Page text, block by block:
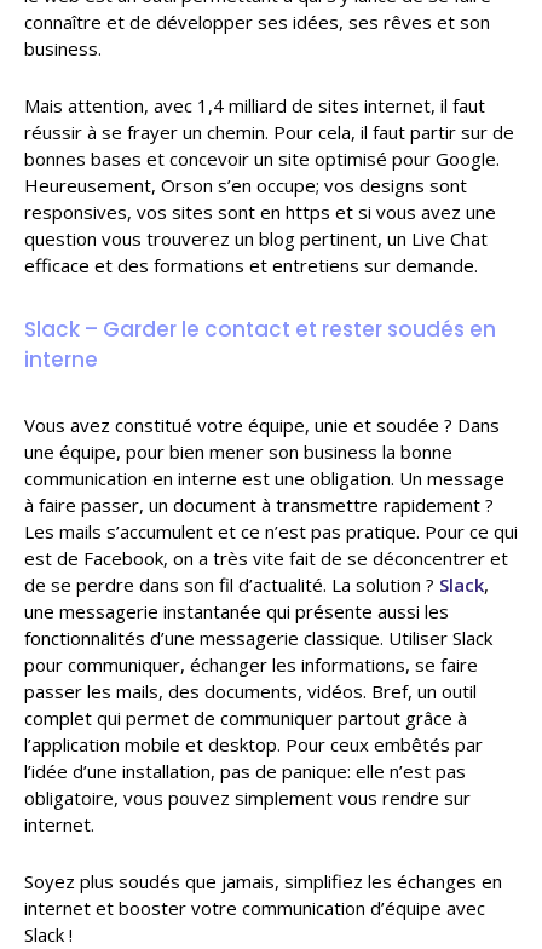
connaître et de développer ses idées, ses rêves et son
business.
Mais attention, avec 1,4 milliard de sites internet, il faut
réussir à se frayer un chemin. Pour cela, il faut partir sur de
bonnes bases et concevoir un site optimisé pour Google.
Heureusement, Orson s’en occupe; vos designs sont
responsives, vos sites sont en https et si vous avez une
question vous trouverez un blog pertinent, un Live Chat
efficace et des formations et entretiens sur demande.
Slack – Garder le contact et rester soudés en
interne
Vous avez constitué votre équipe, unie et soudée ? Dans
une équipe, pour bien mener son business la bonne
communication en interne est une obligation. Un message
à faire passer, un document à transmettre rapidement ?
Les mails s’accumulent et ce n’est pas pratique. Pour ce qui
est de Facebook, on a très vite fait de se déconcentrer et
de se perdre dans son fil d’actualité. La solution ? Slack,
une messagerie instantanée qui présente aussi les
fonctionnalités d’une messagerie classique. Utiliser Slack
pour communiquer, échanger les informations, se faire
passer les mails, des documents, vidéos. Bref, un outil
complet qui permet de communiquer partout grâce à
l’application mobile et desktop. Pour ceux embêtés par
l’idée d’une installation, pas de panique: elle n’est pas
obligatoire, vous pouvez simplement vous rendre sur
internet.
Soyez plus soudés que jamais, simplifiez les échanges en
internet et booster votre communication d’équipe avec
Slack !